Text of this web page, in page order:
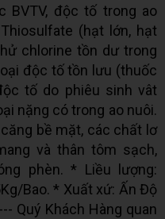
BVTV, độc tố trong ao
(hạt lớn, hạt
chlorine tồn dư trong
độc tố tồn lưu (thuốc
tố do phiêu sinh vât
nặng có trong ao nuôi.
bề mặt, các chất lơ
và thân tôm sạch,
phèn. * Liều lượng:
Bao. * Xuất xứ: Ấn Độ
Quý Khách Hàng quan